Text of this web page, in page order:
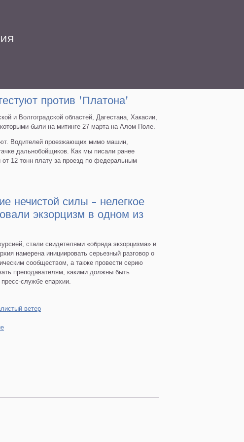
против 'Платона'
и Волгоградской областей, Дагестана, Хакасии,
были на митинге 27 марта на Алом Поле.
Водителей проезжающих мимо машин,
дальнобойщиков. Как мы писали ранее
12 тонн плату за проезд по федеральным
нечис­той силы - нел­егкое
экзорцизм в одном из
стали свидетелями «обряда экзорцизма» и
намерена инициировать серьезный разговор о
сообществом, а также провести серию
преподавателям, какими должны быть
службе епархии.
ветер